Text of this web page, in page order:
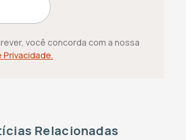
você concorda com a nossa
Privacidade.
Relacionadas